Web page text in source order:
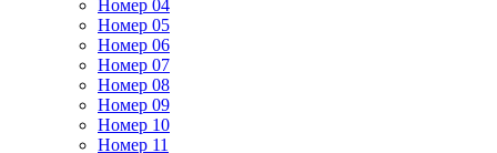
Номер 04
Номер 05
Номер 06
Номер 07
Номер 08
Номер 09
Номер 10
Номер 11